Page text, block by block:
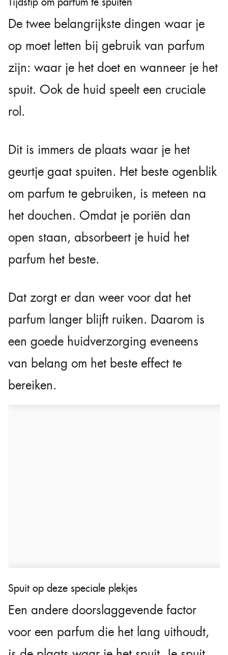
De twee belangrijkste dingen waar je
op moet letten bij gebruik van parfum
zijn: waar je het doet en wanneer je het
spuit. Ook de huid speelt een cruciale
rol.
Dit is immers de plaats waar je het
geurtje gaat spuiten. Het beste ogenblik
om parfum te gebruiken, is meteen na
het douchen. Omdat je poriën dan
open staan, absorbeert je huid het
parfum het beste.
Dat zorgt er dan weer voor dat het
parfum langer blijft ruiken. Daarom is
een goede huidverzorging eveneens
van belang om het beste effect te
bereiken.
Spuit op deze speciale plekjes
Een andere doorslaggevende factor
voor een parfum die het lang uithoudt,